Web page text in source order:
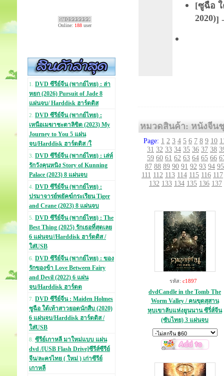
Online: 188 user
1. DVD ซีรีย์จีน (พากย์ไทย) : ล่า
หยก (2026) Pursuit of Jade 8
แผ่นจบ/ Harddisk ฮาร์ดดิส
2. DVD ซีรีย์จีน (พากย์ไทย) :
เหนือเมฆาชะตาลิขิต (2023) My
Journey to You 5 แผ่น
จบ/Harddisk ฮาร์ดดิส /ใ
3. DVD ซีรีย์จีน (พากย์ไทย) : เล่ห์
รักวังคุนหนิง Story of Kunning
Palace (2023) 8 แผ่นจบ
4. DVD ซีรีย์จีน (พากย์ไทย) :
ปรมาจารย์พยัคฆ์กระเรียน Tiger
and Crane (2023) 8 แผ่นจบ
5. DVD ซีรีย์จีน (พากย์ไทย) : The
Best Thing (2025) รักเธอที่สุดเลย
6 แผ่นจบ//Harddisk ฮาร์ดดิส /
ใส่USB
6. DVD ซีรีย์จีน (พากย์ไทย) : ของ
รักของข้า Love Between Fairy
and Devil (2022) 6 แผ่น
จบ/Harddisk ฮาร์ดด
7. DVD ซีรีย์จีน : Maiden Holmes
ซูฉือ ใต้เท้าสาวยอดนักสืบ (2020)
6 แผ่นจบ/Harddisk ฮาร์ดดิส /
ใส่USB
8. ซีรีย์เกาหลี มาใหม่แบบ แผ่น
dvd /[USB Flash Drive]ซีรีส์ซีรีย์
จีน/ละครไทย ( ใหม่ ) เก่าซีรีย์
เกาหลี
[ซูฉือ ใ
2020)]
หมวดสินค้า: หนังจีน
Page: 1 2 3 4 5 6 7 8 9 10
31 32 33 34 35 36 37 38
59 60 61 62 63 64 65 66
87 88 89 90 91 92 93 94 95
111 112 113 114 115 116 117
132 133 134 135 136 137
รหัส: c1897
dvdCandle in the Tomb The
Worm Valley / คนขุดสุสาน
หุบเขาลับแห่งยูนนาน ซีรี่ส์จีน
(ซับไทย) 3 แผ่นจบ